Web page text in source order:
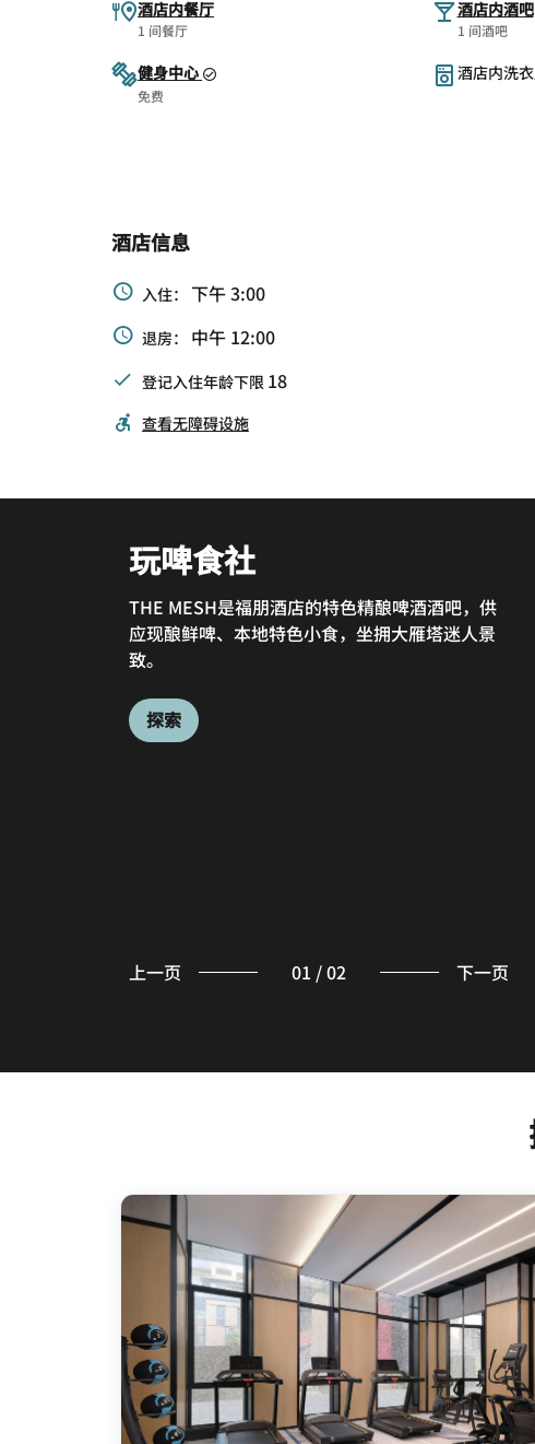
酒店内餐厅
1 间餐厅
酒店内酒吧
1 间酒吧
健身中心
免费
酒店内洗
酒店信息
入住： 下午 3:00
退房： 中午 12:00
登记入住年龄下限 18
查看无障碍设施
玩啤食社
THE MESH是福朋酒店的特色精酿啤酒酒吧，供
应现酿鲜啤、本地特色小食，坐拥大雁塔迷人景
致。
探索
大堂吧
Offers authentic Shaanxi cuisine &
international favorites with stunning views
上一页 01 /02 下一页